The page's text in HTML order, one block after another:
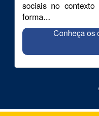
sociais no
forma...
Conheça os